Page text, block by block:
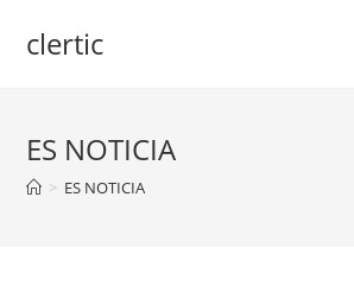
clertic
ES NOTICIA
> ES NOTICIA